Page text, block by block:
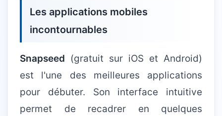
Les applications mobiles
incontournables
Snapseed (gratuit sur iOS et Android)
est l'une des meilleures applications
pour débuter. Son interface intuitive
permet de recadrer en quelques